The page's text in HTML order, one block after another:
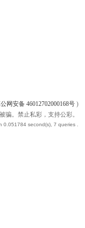
网安备 46012702000168号)
骗。禁止私彩，支持公彩。
0.051784 second(s), 7 queries .